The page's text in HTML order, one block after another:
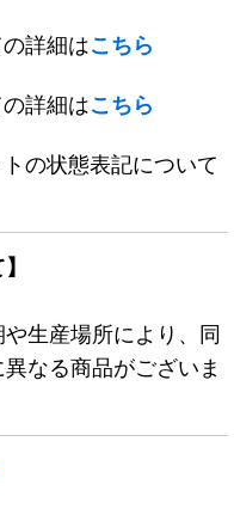
詳細はこちら
詳細はこちら
の状態表記について
生産場所により、同
なる商品がございま